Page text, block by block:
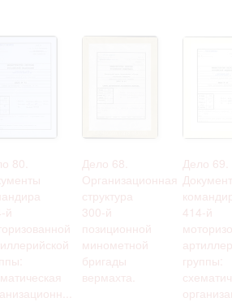
80.
Дело 68.
Организационная
структура
300-й
позиционной
минометной
бригады
вермахта.
Дело 69.
414-й
группы: